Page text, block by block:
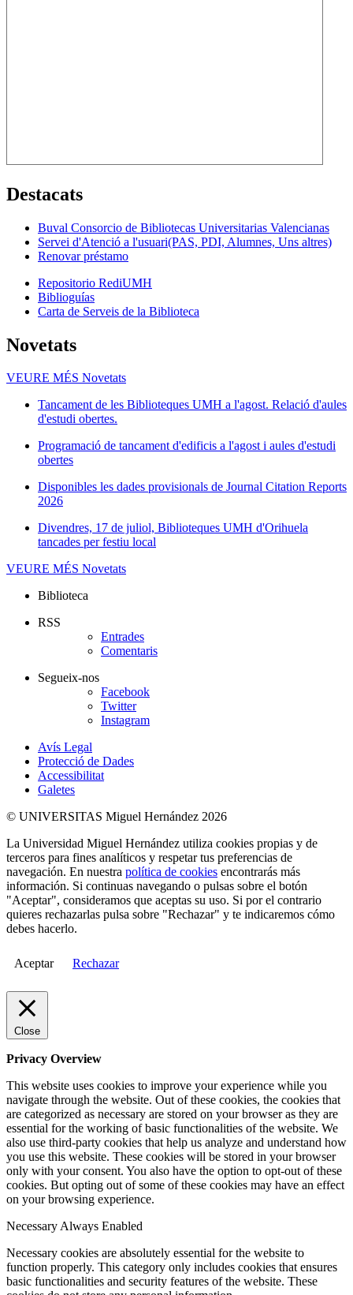
Destacats
Buval Consorcio de Bibliotecas Universitarias Valencianas
Servei d'Atenció a l'usuari(PAS, PDI, Alumnes, Uns altres)
Renovar préstamo
Repositorio RediUMH
Biblioguías
Carta de Serveis de la Biblioteca
Novetats
VEURE MÉS Novetats
Tancament de les Biblioteques UMH a l'agost. Relació d'aules
d'estudi obertes.
Programació de tancament d'edificis a l'agost i aules d'estudi
obertes
Disponibles les dades provisionals de Journal Citation Reports
2026
Divendres, 17 de juliol, Biblioteques UMH d'Orihuela
tancades per festiu local
VEURE MÉS Novetats
Biblioteca
RSS
Entrades
Comentaris
Segueix-nos
Facebook
Twitter
Instagram
Avís Legal
Protecció de Dades
Accessibilitat
Galetes
© UNIVERSITAS Miguel Hernández 2026
La Universidad Miguel Hernández utiliza cookies propias y de
terceros para fines analíticos y respetar tus preferencias de
navegación. En nuestra política de cookies encontrarás más
información. Si continuas navegando o pulsas sobre el botón
"Aceptar", consideramos que aceptas su uso. Si por el contrario
quieres rechazarlas pulsa sobre "Rechazar" y te indicaremos cómo
debes hacerlo.
Aceptar Rechazar
Close
Privacy Overview
This website uses cookies to improve your experience while you
navigate through the website. Out of these cookies, the cookies that
are categorized as necessary are stored on your browser as they are
essential for the working of basic functionalities of the website. We
also use third-party cookies that help us analyze and understand how
you use this website. These cookies will be stored in your browser
only with your consent. You also have the option to opt-out of these
cookies. But opting out of some of these cookies may have an effect
on your browsing experience.
NecessaryAlways Enabled
Necessary cookies are absolutely essential for the website to
function properly. This category only includes cookies that ensures
basic functionalities and security features of the website. These